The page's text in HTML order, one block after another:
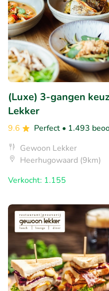
(Luxe) 3-gangen
Lekker
9.6 Perfect • 1.493
Gewoon Lekker
Heerhugowaard (9km)
Verkocht: 1.155